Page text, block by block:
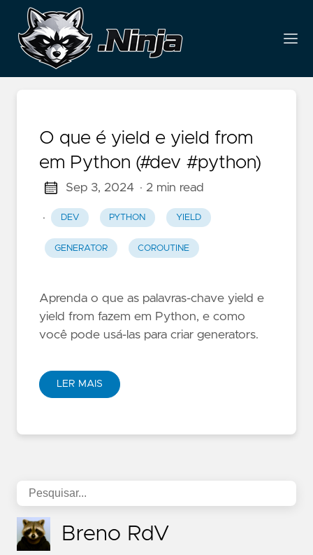
O que é yield e yield from
em Python (#dev #python)
Sep 3, 2024 · 2 min read
· DEV PYTHON YIELD
GENERATOR COROUTINE
Aprenda o que as palavras-chave yield e
yield from fazem em Python, e como
você pode usá-las para criar generators.
LER MAIS
Breno RdV